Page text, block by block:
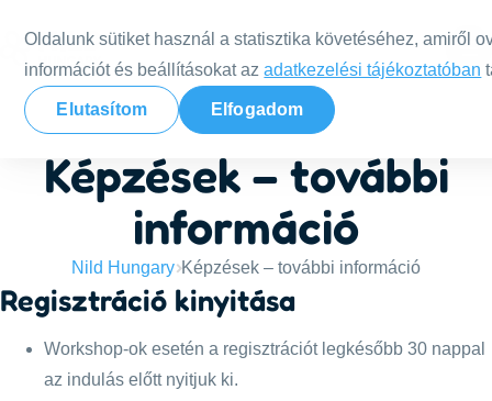
Oldalunk sütiket használ a statisztika követéséhez, amiről
információt és beállításokat azadatkezelési tájékoztatóban
Elutasítom Elfogadom
Képzések – további
információ
Nild Hungary Képzések – további információ
Regisztráció kinyitása
Workshop-ok esetén a regisztrációt legkésőbb 30 nappal
az indulás előtt nyitjuk ki.